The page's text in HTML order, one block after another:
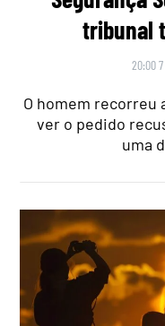
tribunal
20:00
O homem recorreu
ver o pedido
uma